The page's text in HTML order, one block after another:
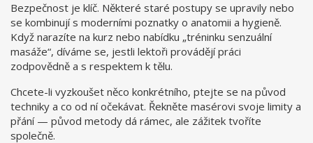
Bezpečnost je klíč. Některé staré postupy se upravily nebo
se kombinují s moderními poznatky o anatomii a hygieně.
Když narazíte na kurz nebo nabídku „tréninku senzuální
masáže“, díváme se, jestli lektoři provádějí práci
zodpovědně a s respektem k tělu.
Chcete-li vyzkoušet něco konkrétního, ptejte se na původ
techniky a co od ní očekávat. Řekněte masérovi svoje limity a
přání — původ metody dá rámec, ale zážitek tvoříte
společně.